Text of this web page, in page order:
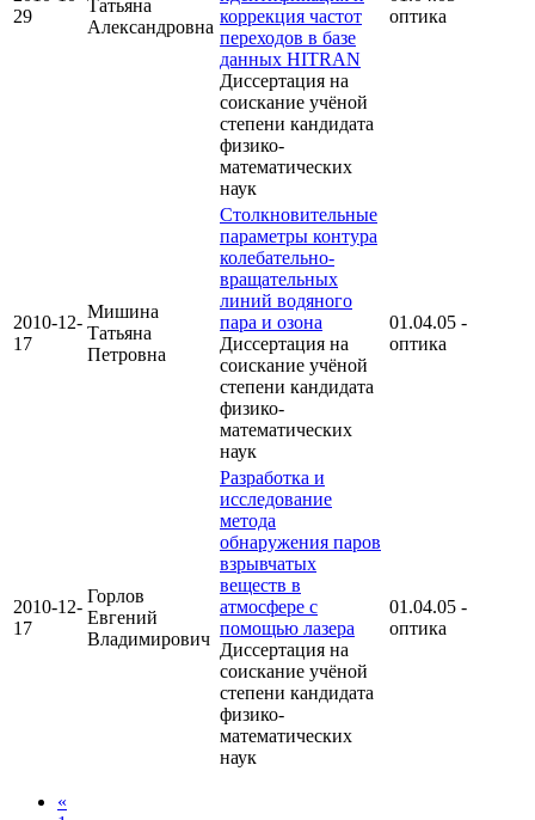
29
Татьяна
Александровна
коррекция частот
переходов в базе
данных HITRAN
Диссертация на
соискание учёной
степени кандидата
физико-
математических
наук
оптика
2010-12-
17
Мишина
Татьяна
Петровна
Столкновительные
параметры контура
колебательно-
вращательных
линий водяного
пара и озона
Диссертация на
соискание учёной
степени кандидата
физико-
математических
наук
01.04.05 -
оптика
2010-12-
17
Горлов
Евгений
Владимирович
Разработка и
исследование
метода
обнаружения паров
взрывчатых
веществ в
атмосфере с
помощью лазера
Диссертация на
соискание учёной
степени кандидата
физико-
математических
наук
01.04.05 -
оптика
«